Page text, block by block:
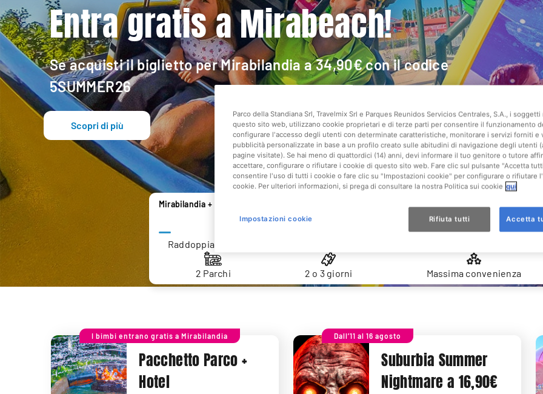
Entra gratis a Mirabeach!
Se acquisti il biglietto per Mirabilandia a 34,90€ con il codice
5SUMMER26
Scopri di più
Mirabilandia + Mirabeach
Bimbi Gratis al Parco
Biglietto Mirabilandia Biglietto serale
Dalle ore 17:00
Raddoppia il divertimento con il biglietto combinato per Mirabilandia e Mirabeach!
2 Parchi 2 o 3 giorni Massima convenienza
I bimbi entrano gratis a Mirabilandia
Pacchetto Parco +
Hotel
Dall’11 al 16 agosto
Suburbia Summer
Nightmare a 16,90€
Parco della Standiana Srl, Travelmix Srl e Parques Reunidos Servicios Centrales, S.A., i
questo sito web, utilizzano cookie proprietari e di terze parti per consentire il funzionamento
configurare l'accesso degli utenti con determinate caratteristiche, monitorare i servizi forniti e
pubblicità personalizzate in base a un profilo creato sulle abitudini di navigazione degli utenti
pagine visitate). Se hai meno di quattordici (14) anni, devi informare il tuo genitore o tutore
accettare, configurare o rifiutare i cookie di questo sito web. Fare clic sul pulsante "Accetta
consentire l'uso di tutti i cookie o fare clic su "Impostazioni cookie" per configurare o rifiutare
cookie. Per ulteriori informazioni, si prega di consultare la nostra Politica sui cookie qui
Rifiuta tutti Accetta
Impostazioni cookie